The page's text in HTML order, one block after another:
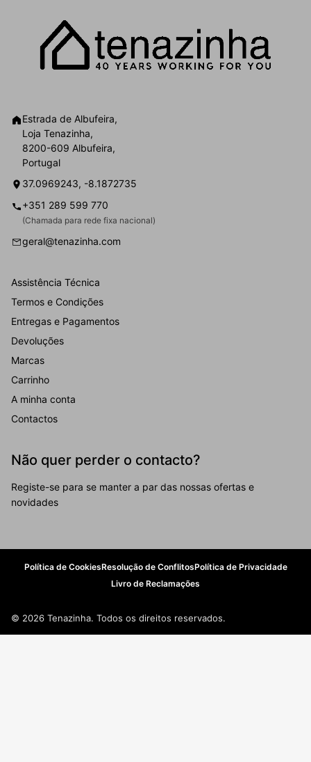
Estrada de Albufeira,
Loja Tenazinha,
8200-609 Albufeira,
Portugal
37.0969243, -8.1872735
+351 289 599 770
(Chamada para rede fixa nacional)
geral@tenazinha.com
Assistência Técnica
Termos e Condições
Entregas e Pagamentos
Devoluções
Marcas
Carrinho
A minha conta
Contactos
Não quer perder o contacto?
Registe-se para se manter a par das nossas ofertas e
novidades
Política de CookiesResolução de ConflitosPolítica de Privacidade
Livro de Reclamações
© 2026 Tenazinha. Todos os direitos reservados.